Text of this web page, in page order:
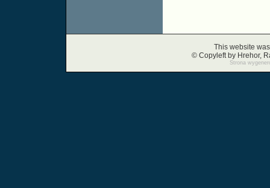
This website
© Copyleft by Hrehor,
Strona